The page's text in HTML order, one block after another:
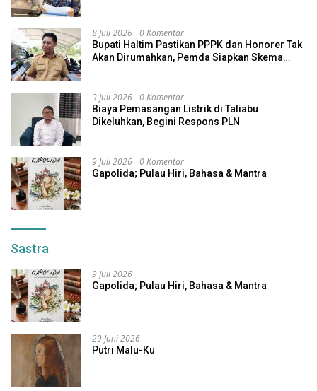
8 Juli 2026 0 Komentar
Bupati Haltim Pastikan PPPK dan Honorer Tak
Akan Dirumahkan, Pemda Siapkan Skema
9 Juli 2026 0 Komentar
Biaya Pemasangan Listrik di Taliabu
Dikeluhkan, Begini Respons PLN
9 Juli 2026 0 Komentar
Gapolida; Pulau Hiri, Bahasa & Mantra
Sastra
9 Juli 2026
Gapolida; Pulau Hiri, Bahasa & Mantra
29 Juni 2026
Putri Malu-Ku